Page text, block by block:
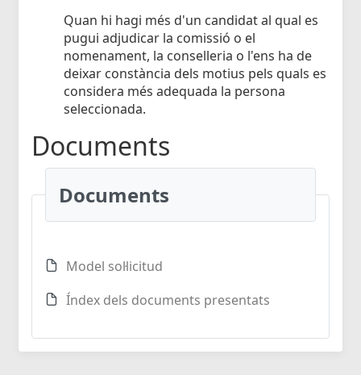
Quan hi hagi més d'un candidat al qual es
pugui adjudicar la comissió o el
nomenament, la conselleria o l'ens ha de
deixar constància dels motius pels quals es
considera més adequada la persona
seleccionada.
Documents
Documents
Model sol·licitud
Índex dels documents presentats